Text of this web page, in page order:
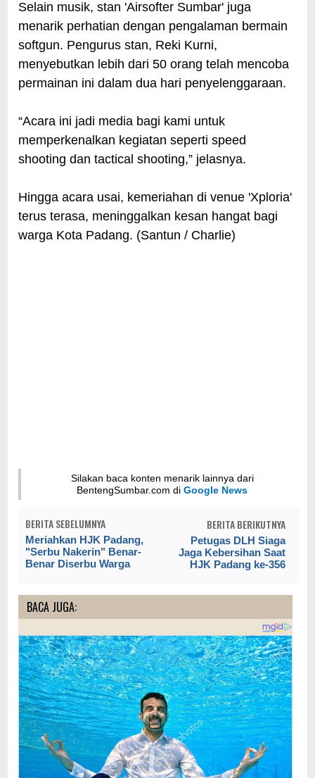
Selain musik, stan 'Airsofter Sumbar' juga
menarik perhatian dengan pengalaman bermain
softgun. Pengurus stan, Reki Kurni,
menyebutkan lebih dari 50 orang telah mencoba
permainan ini dalam dua hari penyelenggaraan.
“Acara ini jadi media bagi kami untuk
memperkenalkan kegiatan seperti speed
shooting dan tactical shooting,” jelasnya.
Hingga acara usai, kemeriahan di venue 'Xploria'
terus terasa, meninggalkan kesan hangat bagi
warga Kota Padang. (Santun / Charlie)
Silakan baca konten menarik lainnya dari
BentengSumbar.com diGoogle News
BERITA SEBELUMNYA
Meriahkan HJK Padang,
"Serbu Nakerin" Benar-
Benar Diserbu Warga
BERITA BERIKUTNYA
Petugas DLH Siaga
Jaga Kebersihan Saat
HJK Padang ke-356
BACA JUGA: